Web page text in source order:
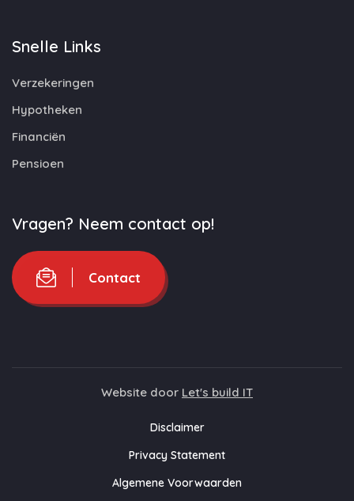
Snelle Links
Verzekeringen
Hypotheken
Financiën
Pensioen
Vragen? Neem contact op!
Contact
Website door Let's build IT
Disclaimer
Privacy Statement
Algemene Voorwaarden